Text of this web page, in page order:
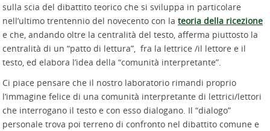
sulla scia del dibattito teorico che si sviluppa in particolare
nell’ultimo trentennio del novecento con la teoria della ricezione
e che, andando oltre la centralità del testo, afferma piuttosto la
centralità di un “patto di lettura”, fra la lettrice /il lettore e il
testo, ed elabora l’idea della “comunità interpretante”.
Ci piace pensare che il nostro laboratorio rimandi proprio
l’immagine felice di una comunità interpretante di lettrici/lettori
che interrogano il testo e con esso dialogano. Il “dialogo”
personale trova poi terreno di confronto nel dibattito comune e